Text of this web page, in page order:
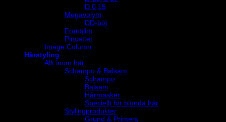
D 0,15
Megavolym
DD-böj
Franslim
Pincetter
Image Column
Hårstyling
Allt inom hår
Schampo & Balsam
Schampo
Balsam
Hårmasker
Speciellt för blonda hår
Stylingprodukter
Grund & Primers